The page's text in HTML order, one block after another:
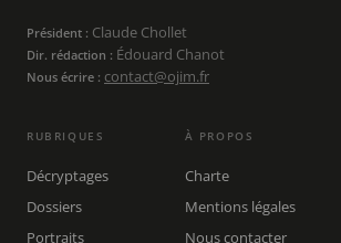
Président : Claude Chollet
Dir. rédaction : Édouard Chanot
Nous écrire : contact@ojim.fr
RUBRIQUES
Décryptages
Dossiers
Portraits
À PROPOS
Charte
Mentions légales
Nous contacter